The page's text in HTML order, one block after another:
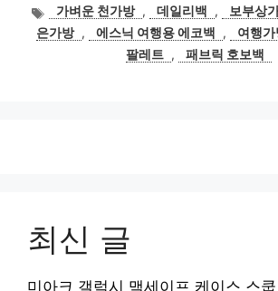
태
그
가벼운 천가방 , 데일리백 , 보부상
은가방 , 에스닉 여행용 에코백 , 여행가
팔레트 , 패브릭 호보백
최신 글
미아크 갤럭시 맥세이프 케이스 스